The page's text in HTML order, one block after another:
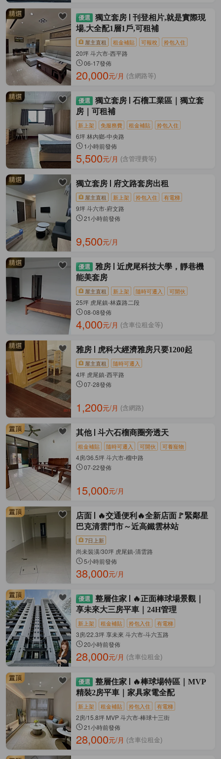
獨立套房
刊登相片,就是實際現
場,大全配1層1戶,可租補
屋主直租 租金補貼 可報稅 拎包入住
20坪 斗六市-西平路
06-17發佈
20,000元/月 (含網路等)
獨立套房
石榴工業區｜獨立套
房｜可租補
新上架 免服務費 租金補貼 拎包入住
6坪 林內鄉-中央路
1小時前發佈
5,500元/月 (含管理費等)
獨立套房 府文路套房出租
屋主直租 新上架 拎包入住 有電梯
9坪 斗六市-府文路
21小時前發佈
9,500元/月
雅房
近虎尾科技大學，靜巷機
能美套房
屋主直租 新上架 隨時可遷入 可開伙
25坪 虎尾鎮-林森路二段
08-08發佈
4,000元/月 (含車位租金等)
雅房 虎科大經濟雅房只要1200起
屋主直租 隨時可遷入
4坪 虎尾鎮-西平路
07-28發佈
1,200元/月 (含網路)
其他 斗六石榴商圈旁透天
租金補貼 隨時可遷入 可開伙 可養寵物
4房/36.5坪 斗六市-榴中路
07-22發佈
15,000元/月
店面
🔥交通便利🔥全新店面🚩緊鄰星
巴克清雲門市～近高鐵雲林站
7日上新
尚未裝潢/30坪 虎尾鎮-清雲路
5小時前發佈
38,000元/月
整層住家
🔥正面棒球場景觀｜
享未來大三房平車｜24H管理
新上架 租金補貼 拎包入住 有電梯
3房/22.3坪 享未來 斗六市-斗六五路
20小時前發佈
28,000元/月 (含車位租金)
整層住家
🔥棒球場特區｜MVP
精裝2房平車｜家具家電全配
新上架 租金補貼 拎包入住 有電梯
2房/15.8坪 MVP 斗六市-棒球十三街
21小時前發佈
28,000元/月 (含車位租金)